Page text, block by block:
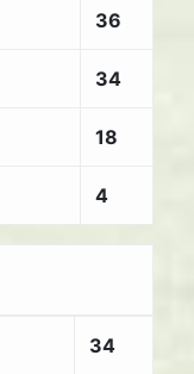
36
34
18
4
34